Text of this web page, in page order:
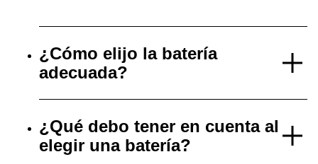
¿Cómo elijo la batería
adecuada?
¿Qué debo tener en cuenta al
elegir una batería?